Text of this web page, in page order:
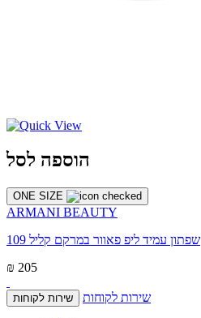
הוספה לסל
ONE SIZE
ARMANI BEAUTY
שפתון עמיד ליפ פאוור במרקם קליל 109
₪ 205
שירות לקוחות שירות לקוחות